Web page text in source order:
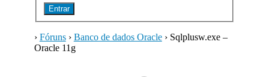
Entrar
› Fóruns › Banco de dados Oracle › Sqlplusw.exe –
Oracle 11g